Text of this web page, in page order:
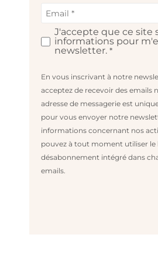
J'accepte que ce site
informations pour
newsletter.*
En vous inscrivant à notre
acceptez de recevoir des emails
adresse de messagerie est
pour vous envoyer notre
informations concernant nos
pouvez à tout moment utiliser le
désabonnement intégré dans
emails.